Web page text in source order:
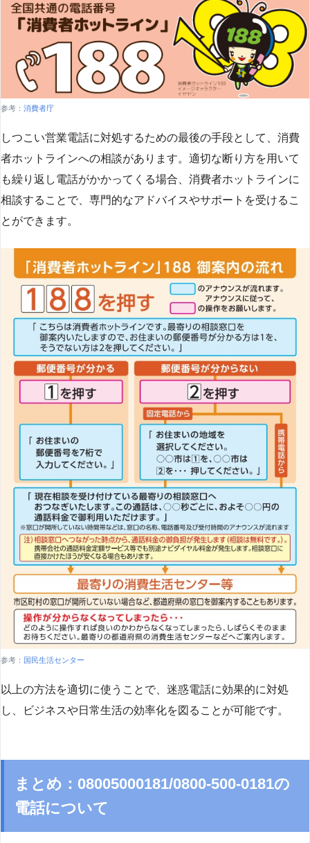
参考： 消費者庁
しつこい営業電話に対処するための最後の手段として、消費
者ホットラインへの相談があります。適切な断り方を用いて
も繰り返し電話がかかってくる場合、消費者ホットラインに
相談することで、専門的なアドバイスやサポートを受けるこ
とができます​​。
参考： 国民生活センター
以上の方法を適切に使うことで、迷惑電話に効果的に対処
し、ビジネスや日常生活の効率化を図ることが可能です。
まとめ：08005000181/0800-500-0181の
電話について